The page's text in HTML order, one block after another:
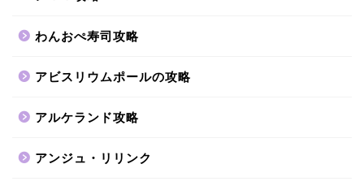
わんおぺ寿司攻略
アビスリウムポールの攻略
アルケランド攻略
アンジュ・リリンク